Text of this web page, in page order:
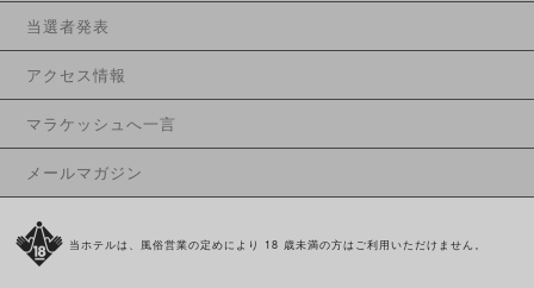
当選者発表
アクセス情報
マラケッシュへ一言
メールマガジン
当ホテルは、風俗営業の定めにより 18 歳未満の方はご利用いただけません。